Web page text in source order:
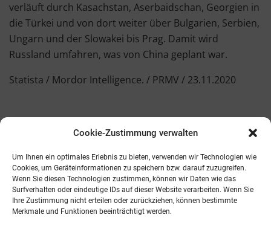
Cookie-Zustimmung verwalten
Um Ihnen ein optimales Erlebnis zu bieten, verwenden wir Technologien wie
Cookies, um Geräteinformationen zu speichern bzw. darauf zuzugreifen.
Wenn Sie diesen Technologien zustimmen, können wir Daten wie das
Surfverhalten oder eindeutige IDs auf dieser Website verarbeiten. Wenn Sie
Ihre Zustimmung nicht erteilen oder zurückziehen, können bestimmte
Merkmale und Funktionen beeinträchtigt werden.
verläuft durch Kasachstan, Aserbaidschan, Georgien in
die Türkei und von dort weiter über Bulgarien, Serbien,
Ungarn und der Slowakei bis Prag. Damit wird
Russland umfahren, was von China geplant war.
Statista / Mordor Intelligence. / PRMV / 23.11.2020
Kontakt AGB Fachmedien Cookie-Richtlinie (EU)
Telefon: 0821 242800
E-Mail: info@promv.de